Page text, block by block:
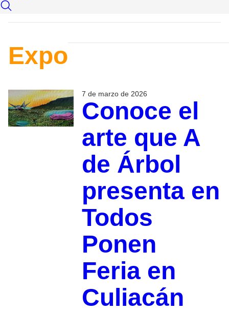
Expo
7 de marzo de 2026
Conoce el
arte que A
de Árbol
presenta en
Todos
Ponen
Feria en
Culiacán